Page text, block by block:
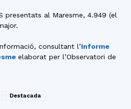
presentats al Maresme, 4.949 (el
consultant l’Informe
elaborat per l’Observatori de
Destacada